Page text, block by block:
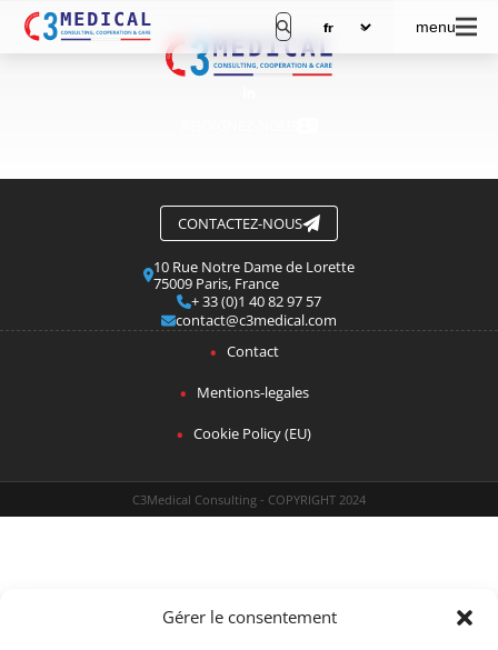
Gérer le consentement
menu
CONTACTEZ-NOUS
10 Rue Notre Dame de Lorette
75009 Paris, France
+ 33 (0)1 40 82 97 57
contact@c3medical.com
Contact
Mentions-legales
Cookie Policy (EU)
C3Medical Consulting - COPYRIGHT 2024